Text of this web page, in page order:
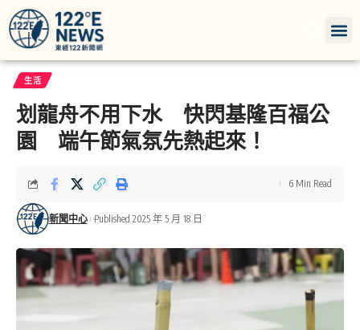
生活
划龍舟不用下水 快閃基隆百福公
園 端午節氣氛先熱起來！
新聞中心 Published 2025 年 5 月 18 日
6 Min Read